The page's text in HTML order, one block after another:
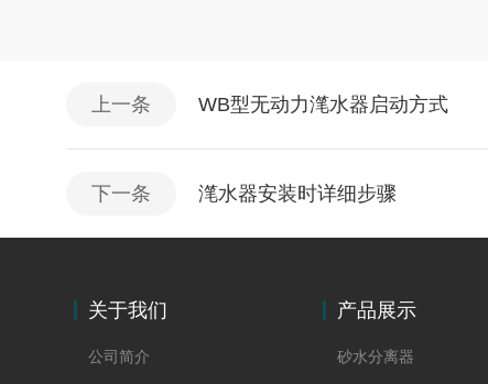
上一条 WB型无动力滗水器启动方式
下一条 滗水器安装时详细步骤
关于我们
公司简介
产品展示
砂水分离器